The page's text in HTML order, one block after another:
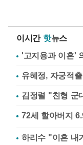
이시간 핫뉴스
'고지용과 이혼'
유혜정, 자궁적
김정렬 "친형 군
하리수 "이혼 내